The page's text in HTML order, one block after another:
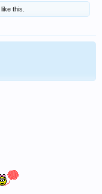
like this.